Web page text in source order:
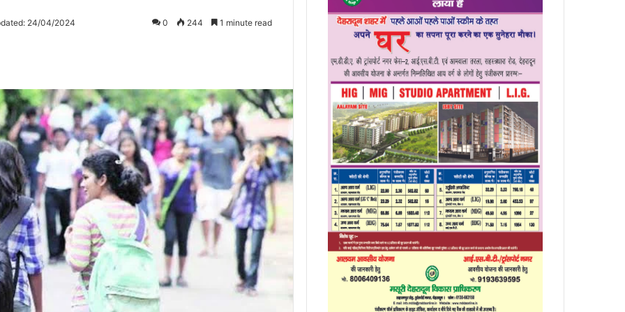
24/04/2024 0 244 1 minute read